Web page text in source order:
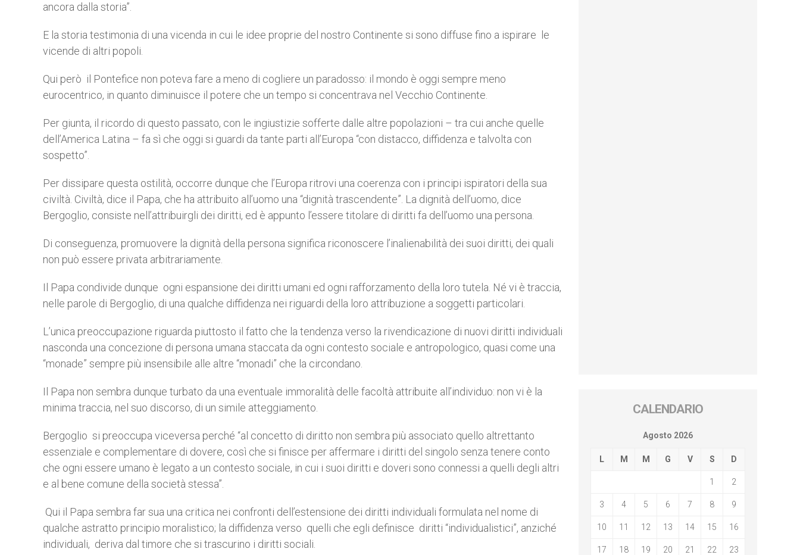
ancora dalla storia”.
E la storia testimonia di una vicenda in cui le idee proprie del nostro Continente si sono diffuse fino a ispirare le
vicende di altri popoli.
Qui però il Pontefice non poteva fare a meno di cogliere un paradosso: il mondo è oggi sempre meno
eurocentrico, in quanto diminuisce il potere che un tempo si concentrava nel Vecchio Continente.
Per giunta, il ricordo di questo passato, con le ingiustizie sofferte dalle altre popolazioni – tra cui anche quelle
dell’America Latina – fa sì che oggi si guardi da tante parti all’Europa “con distacco, diffidenza e talvolta con
sospetto”.
Per dissipare questa ostilità, occorre dunque che l’Europa ritrovi una coerenza con i principi ispiratori della sua
civiltà. Civiltà, dice il Papa, che ha attribuito all’uomo una “dignità trascendente”. La dignità dell’uomo, dice
Bergoglio, consiste nell’attribuirgli dei diritti, ed è appunto l’essere titolare di diritti fa dell’uomo una persona.
Di conseguenza, promuovere la dignità della persona significa riconoscere l’inalienabilità dei suoi diritti, dei quali
non può essere privata arbitrariamente.
Il Papa condivide dunque ogni espansione dei diritti umani ed ogni rafforzamento della loro tutela. Né vi è traccia,
nelle parole di Bergoglio, di una qualche diffidenza nei riguardi della loro attribuzione a soggetti particolari.
L’unica preoccupazione riguarda piuttosto il fatto che la tendenza verso la rivendicazione di nuovi diritti individuali
nasconda una concezione di persona umana staccata da ogni contesto sociale e antropologico, quasi come una
“monade” sempre più insensibile alle altre “monadi” che la circondano.
Il Papa non sembra dunque turbato da una eventuale immoralità delle facoltà attribuite all’individuo: non vi è la
minima traccia, nel suo discorso, di un simile atteggiamento.
Bergoglio si preoccupa viceversa perché “al concetto di diritto non sembra più associato quello altrettanto
essenziale e complementare di dovere, così che si finisce per affermare i diritti del singolo senza tenere conto
che ogni essere umano è legato a un contesto sociale, in cui i suoi diritti e doveri sono connessi a quelli degli altri
e al bene comune della società stessa”.
Qui il Papa sembra far sua una critica nei confronti dell’estensione dei diritti individuali formulata nel nome di
qualche astratto principio moralistico; la diffidenza verso quelli che egli definisce diritti “individualistici”, anziché
individuali, deriva dal timore che si trascurino i diritti sociali.
CALENDARIO
Agosto 2026
L M M G V S D
1 2
3 4 5 6 7 8 9
10 11 12 13 14 15 16
17 18 19 20 21 22 23